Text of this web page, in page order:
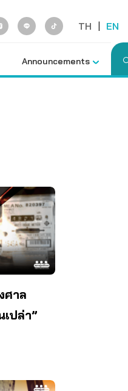
TH | EN
Announcements
ศาล
ปล่า”